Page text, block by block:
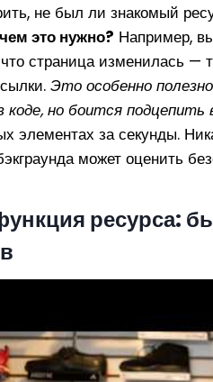
не был ли знакомый
это нужно? Например,
что страница изменилась —
Это особенно
коде, но боится подцепить
элементах за секунды.
может оценить
ресурса: